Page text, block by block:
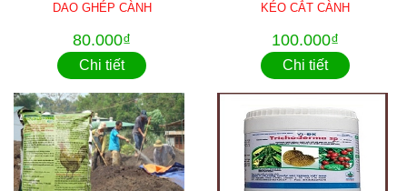
DAO GHÉP CÀNH
80.000₫
Chi tiết
KÉO CẮT CÀNH
100.000₫
Chi tiết